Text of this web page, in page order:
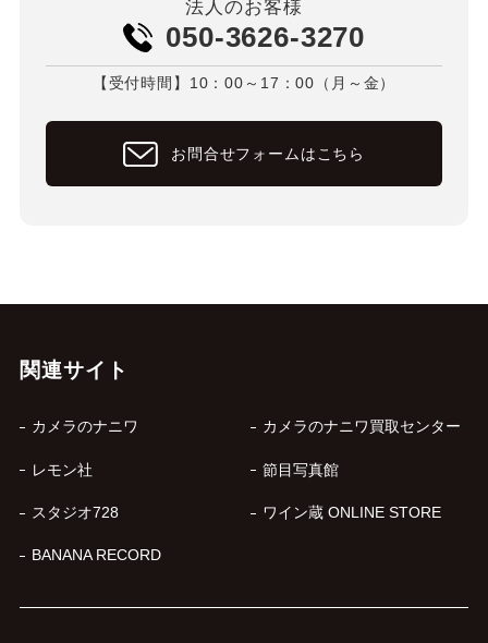
法人のお客様
050-3626-3270
【受付時間】10：00～17：00（月～金）
お問合せフォームはこちら
関連サイト
カメラのナニワ カメラのナニワ買取センター
レモン社 節目写真館
スタジオ728 ワイン蔵 ONLINE STORE
BANANA RECORD